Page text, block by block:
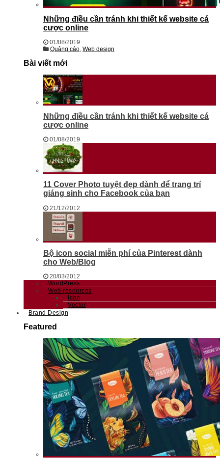
Những điều cần tránh khi thiết kế website cá
cược online
01/08/2019
Quảng cáo, Web design
Bài viết mới
Những điều cần tránh khi thiết kế website cá
cược online
01/08/2019
11 Cover Photo tuyệt đẹp dành để trang trí
giáng sinh cho Facebook của bạn
21/12/2012
Bộ icon social miễn phí của Pinterest dành
cho Web/Blog
20/03/2012
WordPress
Web resources
Icon
Vector
Brand Design
Featured